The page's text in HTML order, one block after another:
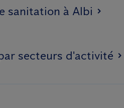
sanitation à Albi
secteurs d'activité